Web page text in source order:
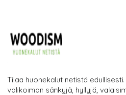
Tilaa huonekalut netistä
valikoiman sänkyjä, hyllyjä,